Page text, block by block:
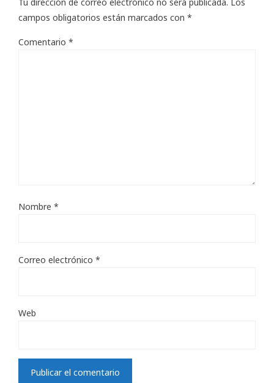
campos obligatorios están marcados con *
Comentario *
Nombre *
Correo electrónico *
Web